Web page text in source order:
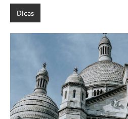
Dicas